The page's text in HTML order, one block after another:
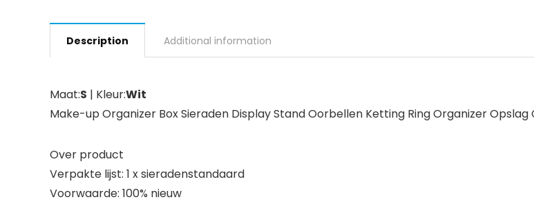
Description Additional information
Maat:S | Kleur:Wit
Make-up Organizer Box Sieraden Display Stand Oorbellen Ketting Ring Organizer
Over product
Verpakte lijst: 1 x sieradenstandaard
Voorwaarde: 100% nieuw